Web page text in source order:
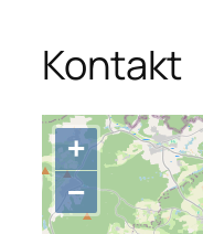
Kontakt
+
−